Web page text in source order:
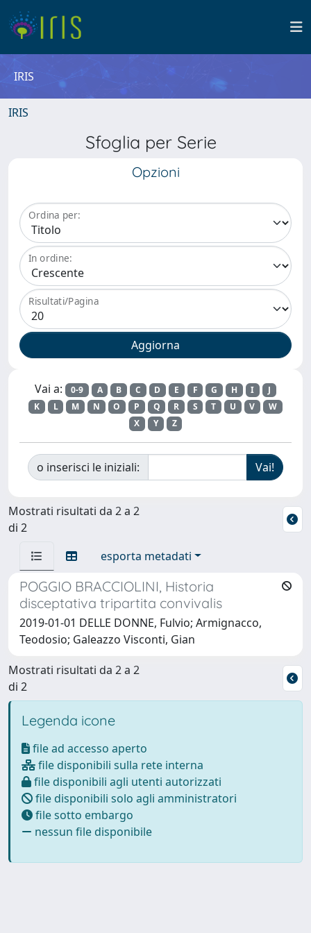
IRIS
IRIS
Sfoglia per Serie
Opzioni
Ordina per:
In ordine:
Risultati/Pagina
Vai a: 0-9 A B C D E F G H I
J
K
L M N O P Q R S T U V
W
X
Y Z
o inserisci le iniziali:
Mostrati risultati da 2 a 2
di 2
esporta metadati
POGGIO BRACCIOLINI, Historia
disceptativa tripartita convivalis
2019-01-01 DELLE DONNE, Fulvio; Armignacco,
Teodosio; Galeazzo Visconti, Gian
Mostrati risultati da 2 a 2
di 2
Legenda icone
file ad accesso aperto
file disponibili sulla rete interna
file disponibili agli utenti autorizzati
file disponibili solo agli amministratori
file sotto embargo
nessun file disponibile